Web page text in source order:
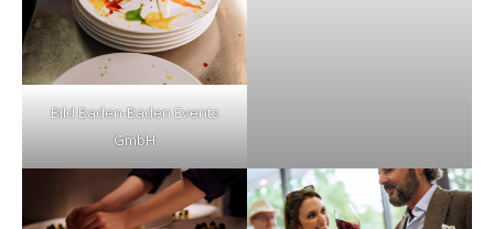
Bild Baden-Baden Events
GmbH